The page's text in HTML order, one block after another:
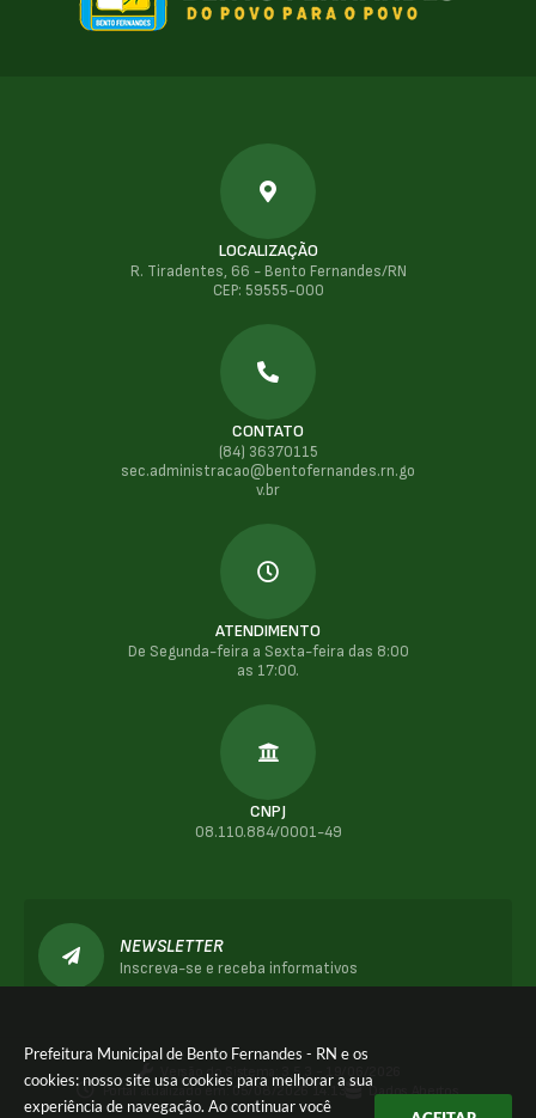
Prefeitura Municipal de Bento Fernandes - RN e os
cookies: nosso site usa cookies para melhorar a sua
experiência de navegação. Ao continuar você
NEWSLETTER
Inscreva-se e receba informativos
LOCALIZAÇÃO
R. Tiradentes, 66 - Bento Fernandes/RN
CEP: 59555-000
CONTATO
(84) 36370115
sec.administracao@bentofernandes.rn.go
v.br
ATENDIMENTO
De Segunda-feira a Sexta-feira das 8:00
as 17:00.
CNPJ
08.110.884/0001-49
Versão do Sistema:
3.5.3 - 19/06/2026
Portal atualizado em: 05/08/2026 14:13 Dados Abertos